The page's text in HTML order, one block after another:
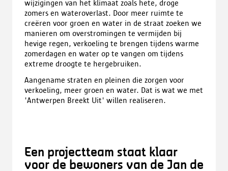
wijzigingen van het klimaat zoals hete, droge
zomers en wateroverlast. Door meer ruimte te
creëren voor groen en water in de straat zoeken we
manieren om overstromingen te vermijden bij
hevige regen, verkoeling te brengen tijdens warme
zomerdagen en water op te vangen om tijdens
extreme droogte te hergebruiken.
Aangename straten en pleinen die zorgen voor
verkoeling, meer groen en water. Dat is wat we met
'Antwerpen Breekt Uit' willen realiseren.
Een projectteam staat klaar
voor de bewoners van de Jan de